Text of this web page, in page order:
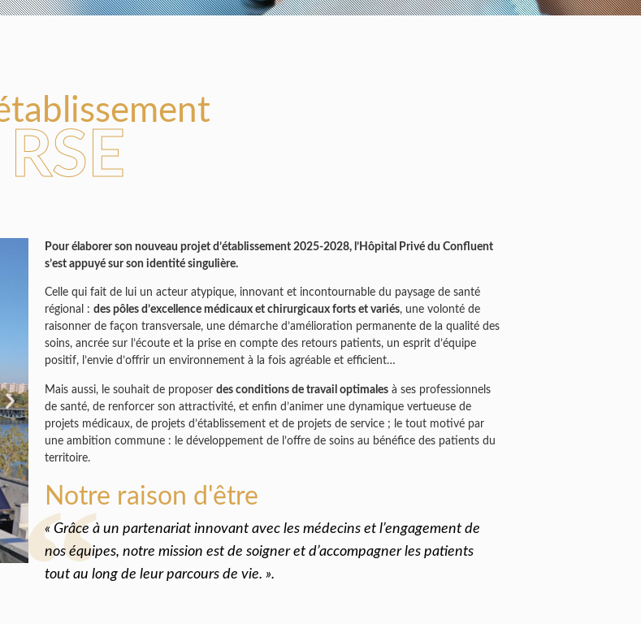
Pour élaborer son nouveau projet d’établissement 2025-2028, l’Hôpital Privé du Confluent
s’est appuyé sur son identité singulière.
Celle qui fait de lui un acteur atypique, innovant et incontournable du paysage de santé
régional : des pôles d’excellence médicaux et chirurgicaux forts et variés, une volonté de
raisonner de façon transversale, une démarche d’amélioration permanente de la qualité des
soins, ancrée sur l’écoute et la prise en compte des retours patients, un esprit d’équipe
positif, l’envie d’offrir un environnement à la fois agréable et efficient…
Mais aussi, le souhait de proposer des conditions de travail optimales à ses professionnels
de santé, de renforcer son attractivité, et enfin d’animer une dynamique vertueuse de
projets médicaux, de projets d’établissement et de projets de service ; le tout motivé par
une ambition commune : le développement de l’offre de soins au bénéfice des patients du
territoire.
Notre raison d'être
« Grâce à un partenariat innovant avec les médecins et l’engagement de
nos équipes, notre mission est de soigner et d’accompagner les patients
tout au long de leur parcours de vie. ».